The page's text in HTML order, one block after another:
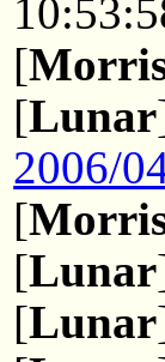
[
[Lunar
2006/
[
[Lunar
[Lunar